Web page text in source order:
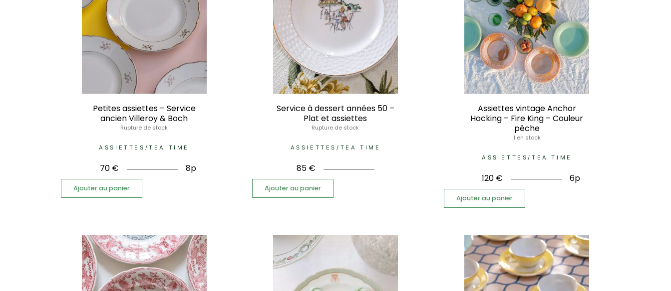
Petites assiettes – Service
ancien Villeroy & Boch
Rupture de stock
ASSIETTES /TEA TIME
70 € 8p
Ajouter au panier
Service à dessert années 50 –
Plat et assiettes
Rupture de stock
ASSIETTES / TEA TIME
85 €
Ajouter au panier
Assiettes vintage Anchor
Hocking – Fire King – Couleur
pêche
1 en stock
ASSIETTES/ TEA TIME
120 € 6p
Ajouter au panier